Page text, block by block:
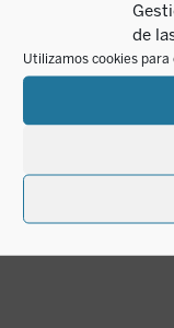
de
Utilizamos cookies
El arte barroco
Rosario Anguita
(Impresión bajo demanda)